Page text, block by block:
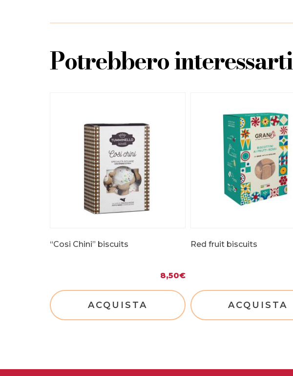
Potrebbero interessarti
“Cosi Chini” biscuits
8,50€
ACQUISTA
Red fruit biscuits
ACQUISTA